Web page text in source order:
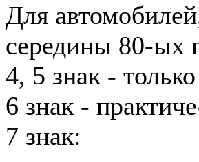
Для
середины 80-ых
4, 5 знак -
6 знак -
7 знак: